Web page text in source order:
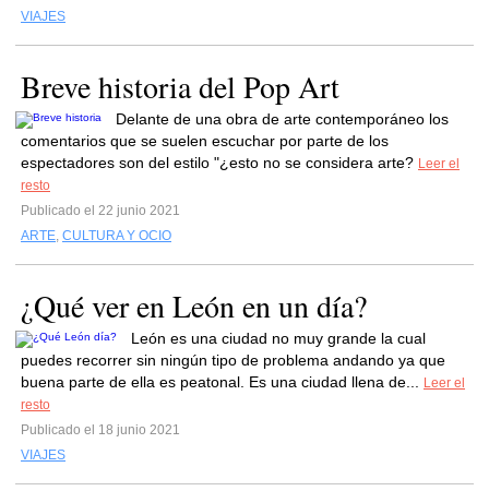
VIAJES
Breve historia del Pop Art
Delante de una obra de arte contemporáneo los
comentarios que se suelen escuchar por parte de los
espectadores son del estilo "¿esto no se considera arte? Leer el
resto
Publicado el 22 junio 2021
ARTE, CULTURA Y OCIO
¿Qué ver en León en un día?
León es una ciudad no muy grande la cual
puedes recorrer sin ningún tipo de problema andando ya que
buena parte de ella es peatonal. Es una ciudad llena de...
Leer el
resto
Publicado el 18 junio 2021
VIAJES